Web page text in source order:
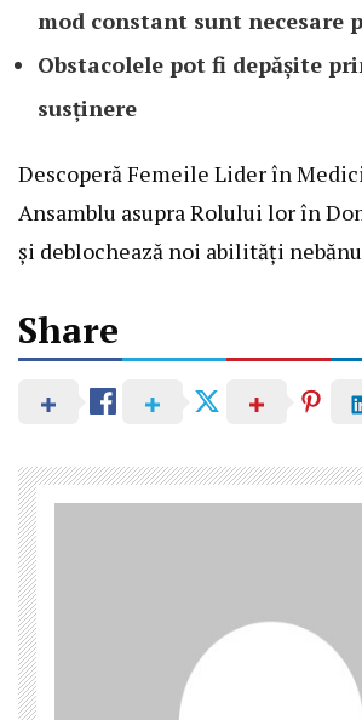
mod constant sunt necesare
Obstacolele pot fi depășite
susținere
DescoperăFemeile Lider în
Ansamblu asupra Rolului lor în
și deblochează noi abilități
Share